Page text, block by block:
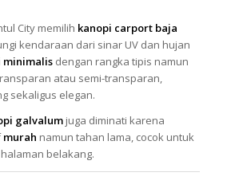
City memilih kanopi carport baja
kendaraan dari sinar UV dan hujan
minimalisdengan rangka tipis namun
atau semi-transparan,
sekaligus elegan.
galvalumjuga diminati karena
murah namun tahan lama, cocok untuk
belakang.